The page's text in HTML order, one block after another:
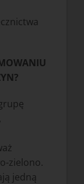
zielono.
jedną